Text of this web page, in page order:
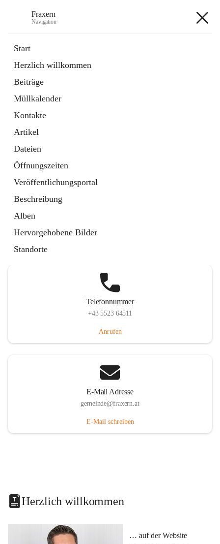
Fraxern
Navigation
Start
Herzlich willkommen
Beiträge
Müllkalender
Kontakte
Artikel
Dateien
Öffnungszeiten
Veröffentlichungsportal
Beschreibung
Alben
Hervorgehobene Bilder
Standorte
Ordner
in
Tab
Formulare
Artikel
öffnet
in
neuem
Tab
Telefonnummer
+43 5523 64511
Anrufen
E-Mail Adresse
gemeinde@fraxern.at
E-Mail schreiben
Herzlich willkommen
… auf der Website